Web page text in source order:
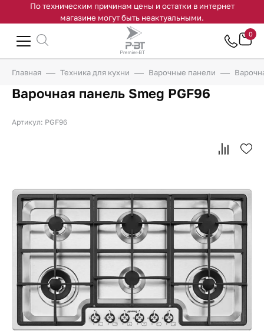
По техническим причинам цены и остатки в интернет
магазине могут быть неактуальными.
0
Главная Техника для кухни Варочные панели
Варочная панель Smeg PGF96
Артикул: PGF96